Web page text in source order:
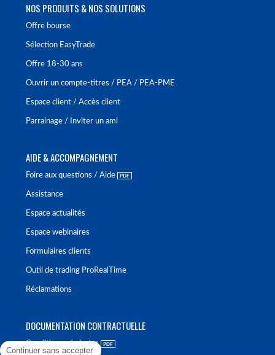
NOS PRODUITS & NOS SOLUTIONS
Offre bourse
Sélection EasyTrade
Offre 18-30 ans
Ouvrir un compte-titres / PEA / PEA-PME
Espace client / Accès client
Parrainage / Inviter un ami
AIDE & ACCOMPAGNEMENT
Foire aux questions / Aide
Assistance
Espace actualités
Espace webinaires
Formulaires clients
Outil de trading ProRealTime
Réclamations
DOCUMENTATION CONTRACTUELLE
Conditions générales
Continuer sans accepter